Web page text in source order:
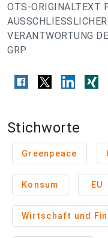
OTS-ORIGINALTEXT
VERANTWORTUNG
GRP
Stichworte
Greenpeace
Konsum EU
Wirtschaft und